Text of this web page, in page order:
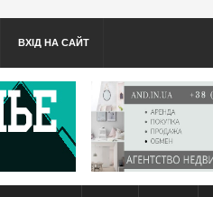
ВХІД НА САЙТ